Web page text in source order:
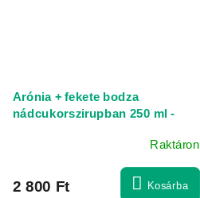
Arónia + fekete bodza
nádcukorszirupban 250 ml -
Raktáron
2 800 Ft Kosárba